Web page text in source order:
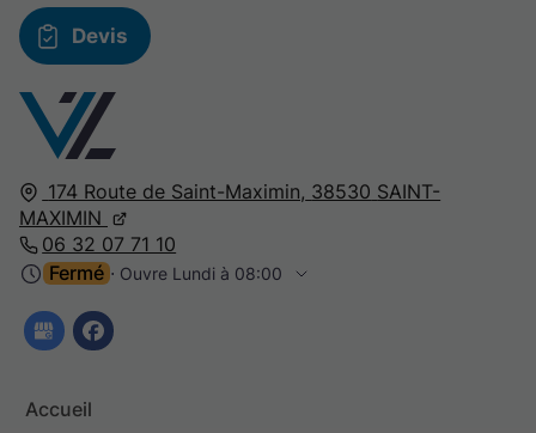
174 Route de Saint-Maximin, 38530 SAINT-
MAXIMIN
06 32 07 71 10
Fermé ⋅ Ouvre Lundi à 08:00
Accueil
Devis